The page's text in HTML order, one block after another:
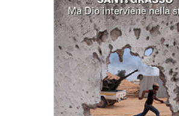
AGGIUNGI AL CARRELLO